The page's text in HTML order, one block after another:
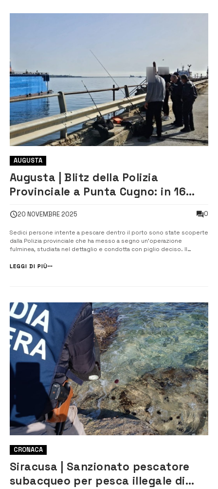
AUGUSTA
Augusta | Blitz della Polizia
Provinciale a Punta Cugno: in 16
industriale
20 NOVEMBRE 2025 0
Sedici persone intente a pescare dentro il porto sono state scoperte
dalla Polizia provinciale che ha messo a segno un’operazione
fulminea, studiata nel dettaglio e condotta con piglio deciso. Il
industriale di Punta Cugno, dove la pesca è tassativamente vietata a
LEGGI DI PIÙ
CRONACA
Siracusa | Sanzionato pescatore
subacqueo per pesca illegale di